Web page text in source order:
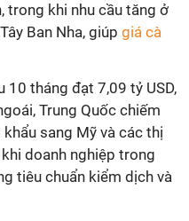
trong khi nhu cầu tăng ở
Ban Nha, giúp giá cà
10 tháng đạt 7,09 tỷ USD,
Trung Quốc chiếm
sang Mỹ và các thị
doanh nghiệp trong
tiêu chuẩn kiểm dịch và